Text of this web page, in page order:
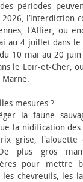
périodes
l’interdiction
l'Allier, ou
au 4 juillet dans
10 mai au 20 juin
le Loir-et-Cher,
mesures ?
la faune
la nidification des
grise, l'alouette
plus gros
pour mettre
chevreuils, les